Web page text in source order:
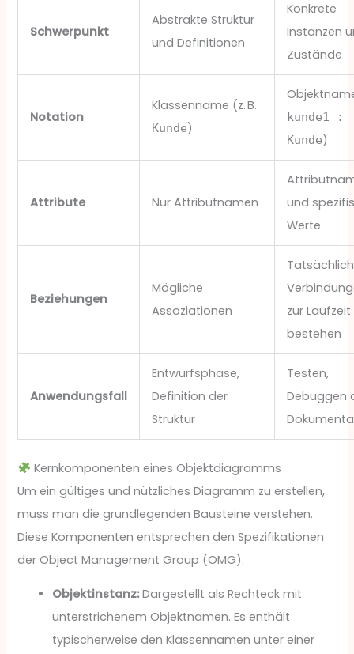
Schwerpunkt
Abstrakte Struktur
und Definitionen
Konkrete
Instanzen
Zustände
Notation
Klassenname (z. B.
Kunde)
kunde1 :
Kunde)
Attribute Nur Attributnamen
und
Werte
Beziehungen
Mögliche
Assoziationen
zur Laufzeit
bestehen
Anwendungsfall
Entwurfsphase,
Definition der
Struktur
Testen,
Debuggen
Kernkomponenten eines Objektdiagramms
Um ein gültiges und nützliches Diagramm zu erstellen,
muss man die grundlegenden Bausteine verstehen.
Diese Komponenten entsprechen den Spezifikationen
der Object Management Group (OMG).
Objektinstanz:Dargestellt als Rechteck mit
unterstrichenem Objektnamen. Es enthält
typischerweise den Klassennamen unter einer